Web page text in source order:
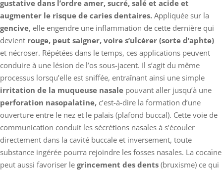
gustative dans l’ordre amer, sucré, salé et acide et
augmenter le risque de caries dentaires. Appliquée sur la
gencive, elle engendre une inflammation de cette dernière qui
devient rouge, peut saigner, voire s’ulcérer (sorte d’aphte)
et nécroser. Répétées dans le temps, ces applications peuvent
conduire à une lésion de l’os sous-jacent. Il s’agit du même
processus lorsqu’elle est sniffée, entraînant ainsi une simple
irritation de la muqueuse nasale pouvant aller jusqu’à une
perforation nasopalatine, c’est-à-dire la formation d’une
ouverture entre le nez et le palais (plafond buccal). Cette voie de
communication conduit les sécrétions nasales à s’écouler
directement dans la cavité buccale et inversement, toute
substance ingérée pourra rejoindre les fosses nasales. La cocaïne
peut aussi favoriser le grincement des dents (bruxisme) ce qui